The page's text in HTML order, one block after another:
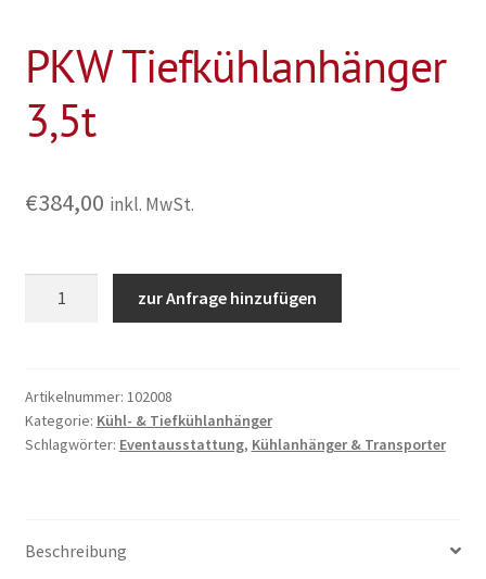
PKW Tiefkühlanhänger
3,5t
€384,00 inkl. MwSt.
zur Anfrage hinzufügen
Artikelnummer: 102008
Kategorie: Kühl- & Tiefkühlanhänger
Schlagwörter: Eventausstattung, Kühlanhänger & Transporter
Beschreibung